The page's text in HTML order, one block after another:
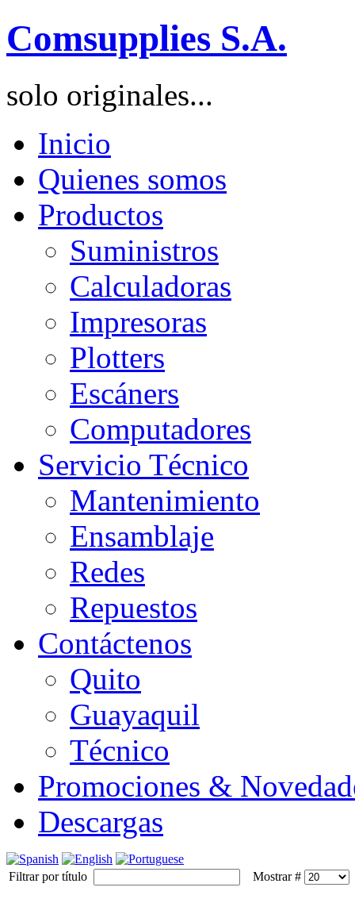
Comsupplies S.A.
solo originales...
Inicio
Quienes somos
Productos
Suministros
Calculadoras
Impresoras
Plotters
Escáners
Computadores
Servicio Técnico
Mantenimiento
Ensamblaje
Redes
Repuestos
Contáctenos
Quito
Guayaquil
Técnico
Promociones &
Descargas
Filtrar por título Mostrar #